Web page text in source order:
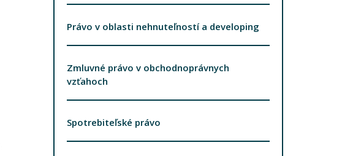
Právo v oblasti nehnuteľností a developing
Zmluvné právo v obchodnoprávnych
vzťahoch
Spotrebiteľské právo